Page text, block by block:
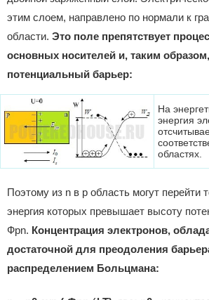
этим слоем, направлено по нормали к
области. Это поле препятствует
основных носителей и, таким
потенциальный барьер:
На
энергия
областях.
Поэтому из n в p область могут перейти
энергия которых превышает высоту
Фpn. Концентрация электронов,
достаточной для преодоления
распределением Больцмана: